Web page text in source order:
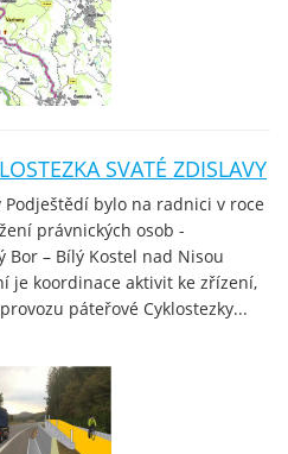
SVATÉ ZDISLAVY
bylo na radnici v roce
právnických osob -
Bor – Bílý Kostel nad Nisou
je koordinace aktivit ke zřízení,
páteřové Cyklostezky...